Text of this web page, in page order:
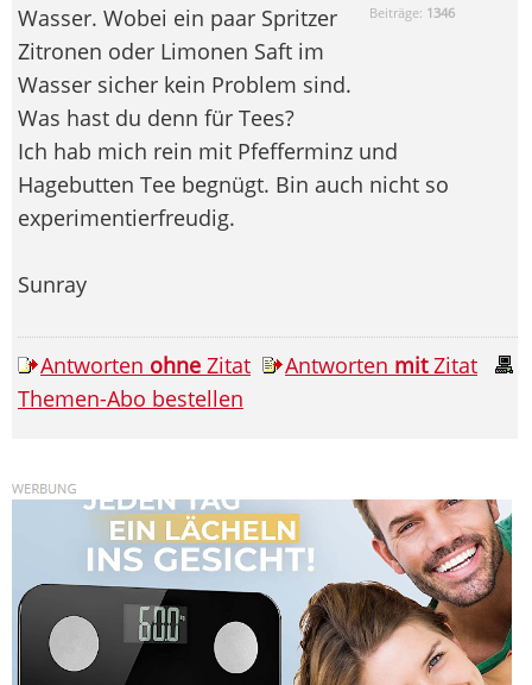
Beiträge: 1346
Wasser. Wobei ein paar Spritzer
Zitronen oder Limonen Saft im
Wasser sicher kein Problem sind.
Was hast du denn für Tees?
Ich hab mich rein mit Pfefferminz und
Hagebutten Tee begnügt. Bin auch nicht so
experimentierfreudig.
Sunray
Antworten ohne Zitat Antworten mitZitat
Themen-Abo bestellen